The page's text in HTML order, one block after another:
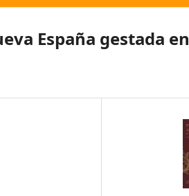
España gestada en